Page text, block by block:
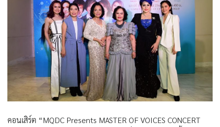
คอนเสิร์ต “MQDC Presents MASTER OF VOICES CONCERT